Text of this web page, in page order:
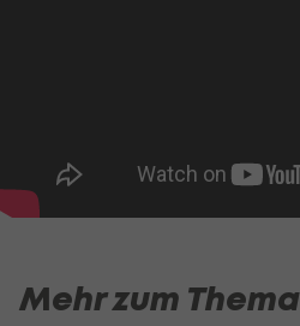
Mehr zum Thema